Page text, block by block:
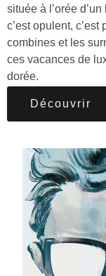
située à l’orée
c’est opulent,
combines et les
ces vacances de
dorée.
Découvrir